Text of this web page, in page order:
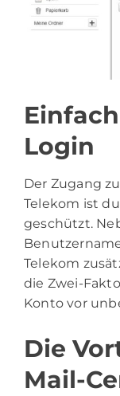
Login
Der Zugang
Telekom ist
geschützt.
Telekom
die Zwei-
Konto vor
Die
Mail-